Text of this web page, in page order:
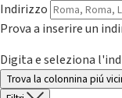
Indirizzo
Prova a inserire un
Digita e seleziona
Trova la colonnina piú